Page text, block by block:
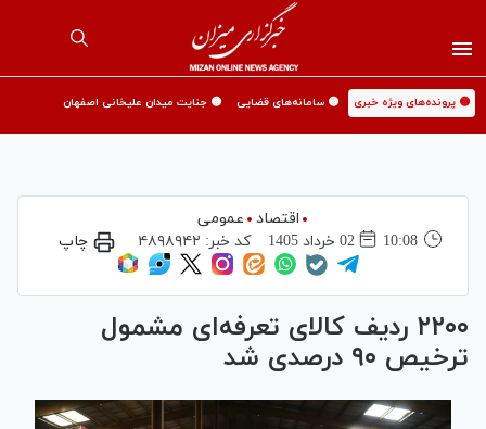
🟡 پرونده‌های ویژه خبری 🟡 سامانه‌های قضایی 🟡 جنایت میدان علیخانی اصفهان
اقتصاد
عمومی
10:08
02 خرداد 1405 کد خبر: ۴۸۹۸۹۴۲ چاپ
۲۲۰۰ ردیف کالای تعرفه‌ای مشمول
ترخیص ۹۰ درصدی شد